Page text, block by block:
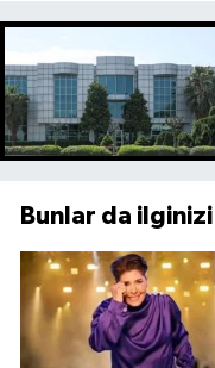
Bunlar da